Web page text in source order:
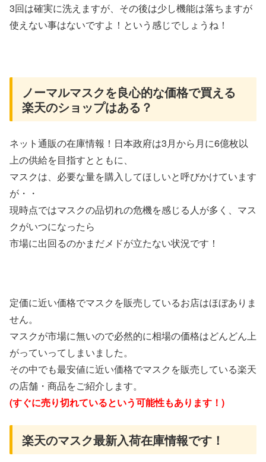
3回は確実に洗えますが、その後は少し機能は落ちますが
使えない事はないですよ！という感じでしょうね！
ノーマルマスクを良心的な価格で買える
楽天のショップはある？
ネット通販の在庫情報！日本政府は3月から月に6億枚以
上の供給を目指すとともに、
マスクは、必要な量を購入してほしいと呼びかけています
が・・
現時点ではマスクの品切れの危機を感じる人が多く、マス
クがいつになったら
市場に出回るのかまだメドが立たない状況です！
定価に近い価格でマスクを販売しているお店はほぼありま
せん。
マスクが市場に無いので必然的に相場の価格はどんどん上
がっていってしまいました。
その中でも最安値に近い価格でマスクを販売している楽天
の店舗・商品をご紹介します。
(すぐに売り切れているという可能性もあります！)
楽天のマスク最新入荷在庫情報です！